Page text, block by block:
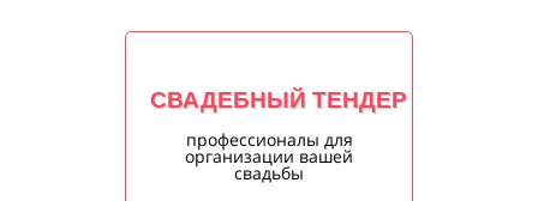
СВАДЕБНЫЙ ТЕНДЕР
профессионалы для
организации вашей
свадьбы